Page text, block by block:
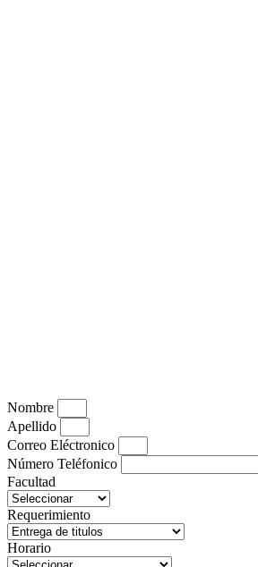
Nombre
Apellido
Correo Eléctronico
Número Teléfonico
Facultad
Requerimiento
Horario